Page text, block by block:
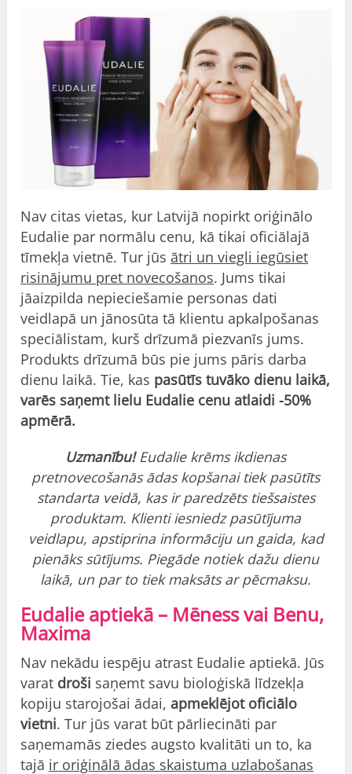
Nav citas vietas, kur Latvijā nopirkt oriģinālo
Eudalie par normālu cenu, kā tikai oficiālajā
tīmekļa vietnē. Tur jūsātri un viegli iegūsiet
risinājumu pret novecošanos. Jums tikai
jāaizpilda nepieciešamie personas dati
veidlapā un jānosūta tā klientu apkalpošanas
speciālistam, kurš drīzumā piezvanīs jums.
Produkts drīzumā būs pie jums pāris darba
dienu laikā. Tie, kas pasūtīs tuvāko dienu laikā,
varēs saņemt lielu Eudalie cenu atlaidi -50%
apmērā.
Uzmanību! Eudalie krēms ikdienas
pretnovecošanās ādas kopšanai tiek pasūtīts
standarta veidā, kas ir paredzēts tiešsaistes
produktam. Klienti iesniedz pasūtījuma
veidlapu, apstiprina informāciju un gaida, kad
pienāks sūtījums. Piegāde notiek dažu dienu
laikā, un par to tiek maksāts ar pēcmaksu.
Eudalie aptiekā – Mēness vai Benu,
Maxima
Nav nekādu iespēju atrast Eudalie aptiekā. Jūs
varat droši saņemt savu bioloģiskā līdzekļa
kopiju starojošai ādai,apmeklējot oficiālo
vietni. Tur jūs varat būt pārliecināti par
saņemamās ziedes augsto kvalitāti un to, ka
tajā ir oriģinālā ādas skaistuma uzlabošanas